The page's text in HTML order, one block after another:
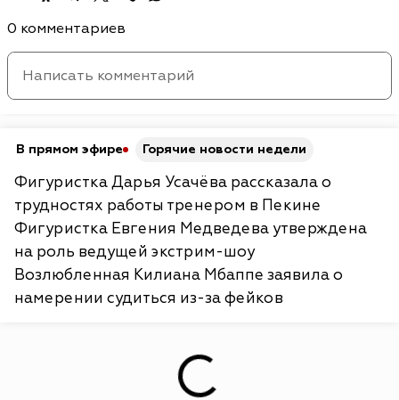
0 комментариев
В прямом эфире Горячие новости недели
Фигуристка Дарья Усачёва рассказала о
трудностях работы тренером в Пекине
Фигуристка Евгения Медведева утверждена
на роль ведущей экстрим-шоу
Возлюбленная Килиана Мбаппе заявила о
намерении судиться из-за фейков